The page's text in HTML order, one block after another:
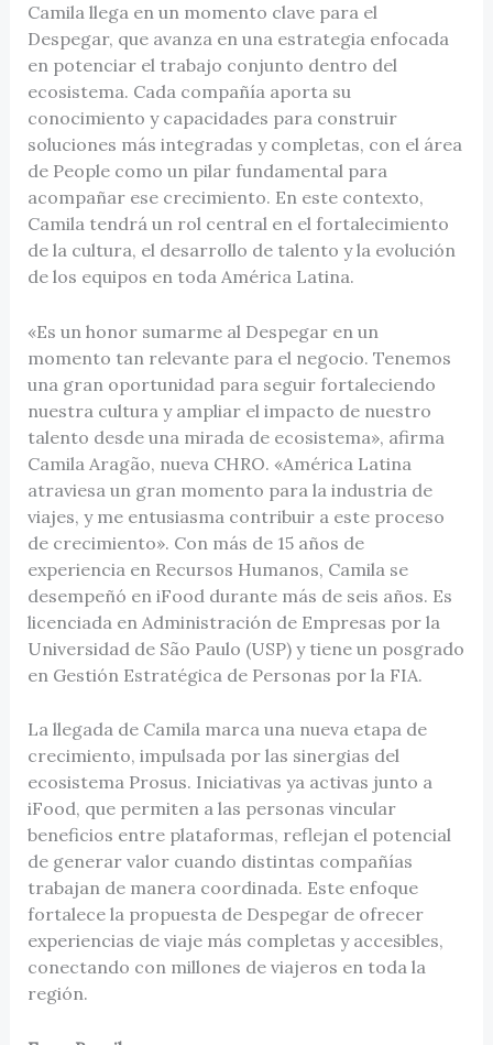
Camila llega en un momento clave para el
Despegar, que avanza en una estrategia enfocada
en potenciar el trabajo conjunto dentro del
ecosistema. Cada compañía aporta su
conocimiento y capacidades para construir
soluciones más integradas y completas, con el área
de People como un pilar fundamental para
acompañar ese crecimiento. En este contexto,
Camila tendrá un rol central en el fortalecimiento
de la cultura, el desarrollo de talento y la evolución
de los equipos en toda América Latina.
«Es un honor sumarme al Despegar en un
momento tan relevante para el negocio. Tenemos
una gran oportunidad para seguir fortaleciendo
nuestra cultura y ampliar el impacto de nuestro
talento desde una mirada de ecosistema», afirma
Camila Aragão, nueva CHRO. «América Latina
atraviesa un gran momento para la industria de
viajes, y me entusiasma contribuir a este proceso
de crecimiento». Con más de 15 años de
experiencia en Recursos Humanos, Camila se
desempeñó en iFood durante más de seis años. Es
licenciada en Administración de Empresas por la
Universidad de São Paulo (USP) y tiene un posgrado
en Gestión Estratégica de Personas por la FIA.
La llegada de Camila marca una nueva etapa de
crecimiento, impulsada por las sinergias del
ecosistema Prosus. Iniciativas ya activas junto a
iFood, que permiten a las personas vincular
beneficios entre plataformas, reflejan el potencial
de generar valor cuando distintas compañías
trabajan de manera coordinada. Este enfoque
fortalece la propuesta de Despegar de ofrecer
experiencias de viaje más completas y accesibles,
conectando con millones de viajeros en toda la
región.